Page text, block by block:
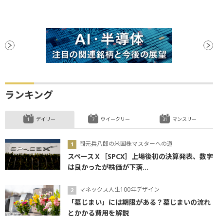
ランキング
デイリー
岡元兵八郎の米国株マスターへの道
スペースＸ［SPCX］上場後初の決算発表、数字
は良かったが株価が下落...
マネックス人生100年デザイン
「墓じまい」には期限がある？墓じまいの流れ
とかかる費用を解説
ウイークリー マンスリー